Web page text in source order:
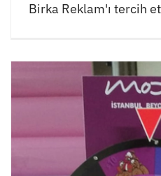
Birka Reklam'ı tercih